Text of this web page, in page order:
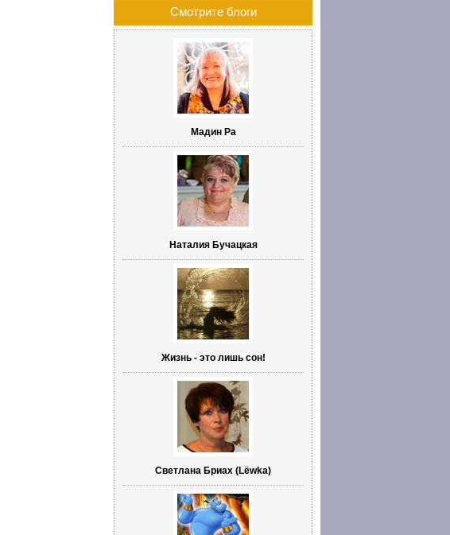
Смотрите блоги
Мадин Ра
Наталия Бучацкая
Жизнь - это лишь сон!
Светлана Бриах (Lёwka)